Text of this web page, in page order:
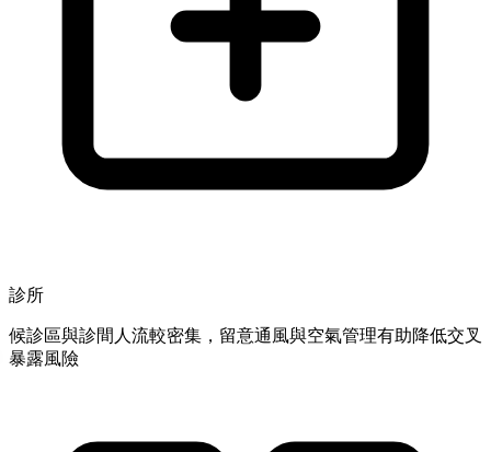
診所
候診區與診間人流較密集，留意通風與空氣管理有助降低交叉
暴露風險